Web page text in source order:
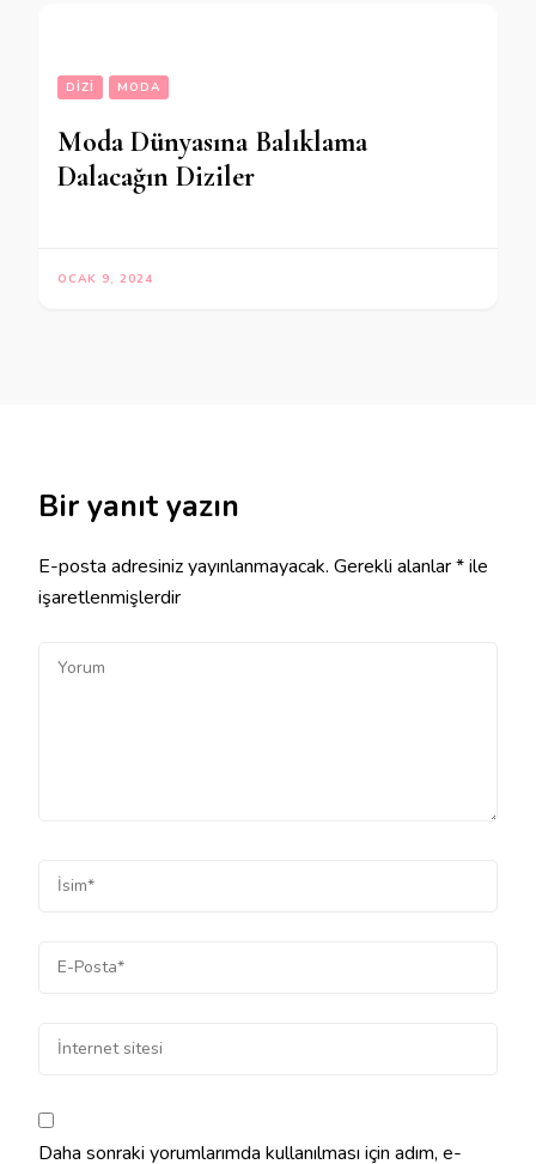
DIZI MODA
Moda Dünyasına Balıklama
Dalacağın Diziler
OCAK 9, 2024
Bir yanıt yazın
E-posta adresiniz yayınlanmayacak. Gerekli alanlar*ile
işaretlenmişlerdir
Daha sonraki yorumlarımda kullanılması için adım, e-